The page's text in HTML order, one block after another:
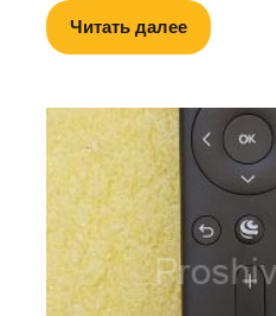
Читать далее